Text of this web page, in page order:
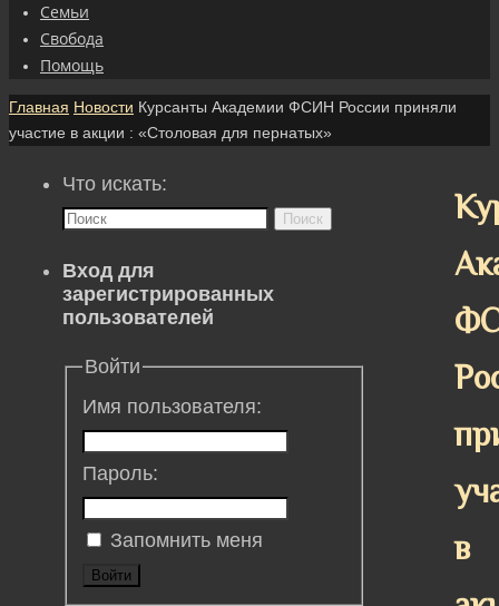
Семьи
Свобода
Помощь
Главная Новости Курсанты Академии ФСИН России приняли
участие в акции : «Столовая для пернатых»
в
Что искать:
Поиск
Вход для
зарегистрированных
пользователей
Войти
Имя пользователя:
Пароль:
Запомнить меня
Войти